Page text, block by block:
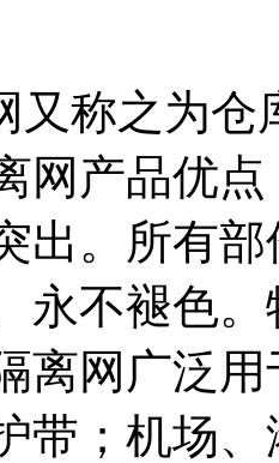
又称之为仓
网产品优
出。所有
永不褪色
离网广泛
带；机场